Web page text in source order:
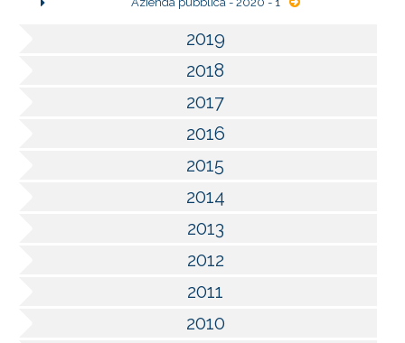
2019
2018
2017
2016
2015
2014
2013
2012
2011
2010